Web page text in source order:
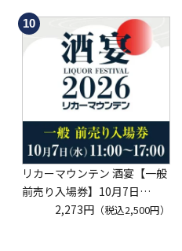
口 白ワイン 浜運A
リカーマウンテン 酒宴【一般
前売り入場券】10月7日
(水)11:00～17:00 2026
2,273円 （税込2,500円）